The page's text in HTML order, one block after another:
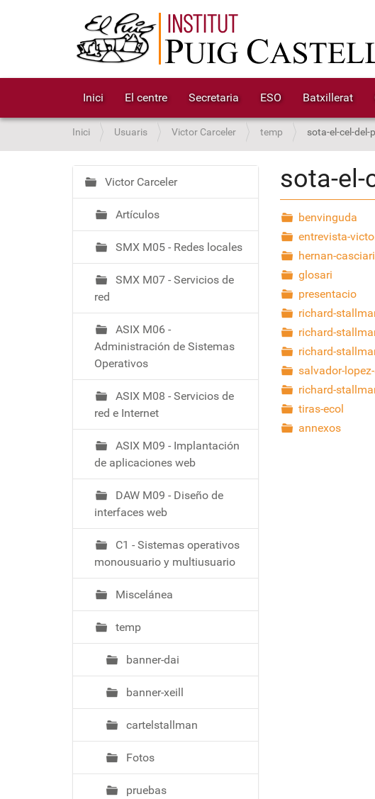
Inici El centre Secretaria ESO Batxillerat
S
o
u
:
Inici Usuaris Victor Carceler temp sota-el-cel-del-
sota-el-
benvinguda
entrevista-
hernan-
glosari
presentacio
richard-
richard-
richard-
salvador-
richard-
tiras-ecol
annexos
N
a
e
a
Victor Carceler
Artículos
SMX M05 - Redes locales
SMX M07 - Servicios de
red
ASIX M06 -
Administración de Sistemas
Operativos
ASIX M08 - Servicios de
red e Internet
ASIX M09 - Implantación
de aplicaciones web
DAW M09 - Diseño de
interfaces web
C1 - Sistemas operativos
monousuario y multiusuario
Miscelánea
temp
banner-dai
banner-xeill
cartelstallman
Fotos
pruebas